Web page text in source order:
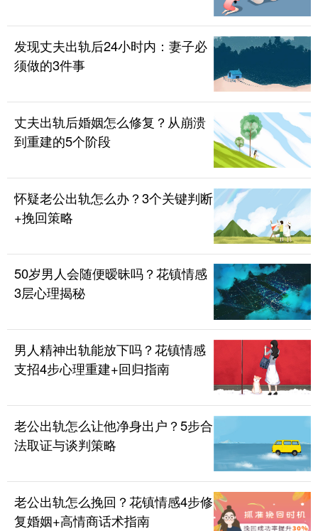
发现丈夫出轨后24小时内：妻子必
须做的3件事
丈夫出轨后婚姻怎么修复？从崩溃
到重建的5个阶段
怀疑老公出轨怎么办？3个关键判断
+挽回策略
50岁男人会随便暧昧吗？花镇情感
3层心理揭秘
男人精神出轨能放下吗？花镇情感
支招4步心理重建+回归指南
老公出轨怎么让他净身出户？5步合
法取证与谈判策略
老公出轨怎么挽回？花镇情感4步修
复婚姻+高情商话术指南